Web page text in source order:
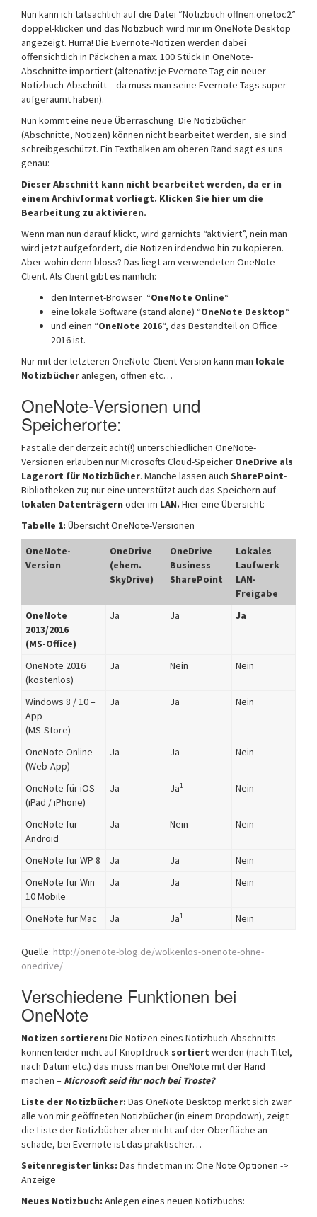
Nun kann ich tatsächlich auf die Datei “Notizbuch öffnen.onetoc2”
doppel-klicken und das Notizbuch wird mir im OneNote Desktop
angezeigt. Hurra! Die Evernote-Notizen werden dabei
offensichtlich in Päckchen a max. 100 Stück in OneNote-
Abschnitte importiert (altenativ: je Evernote-Tag ein neuer
Notizbuch-Abschnitt – da muss man seine Evernote-Tags super
aufgeräumt haben).
Nun kommt eine neue Überraschung. Die Notizbücher
(Abschnitte, Notizen) können nicht bearbeitet werden, sie sind
schreibgeschützt. Ein Textbalken am oberen Rand sagt es uns
genau:
Dieser Abschnitt kann nicht bearbeitet werden, da er in
einem Archivformat vorliegt. Klicken Sie hier um die
Bearbeitung zu aktivieren.
Wenn man nun darauf klickt, wird garnichts “aktiviert”, nein man
wird jetzt aufgefordert, die Notizen irdendwo hin zu kopieren.
Aber wohin denn bloss? Das liegt am verwendeten OneNote-
Client. Als Client gibt es nämlich:
den Internet-Browser “OneNote Online“
eine lokale Software (stand alone) “OneNote Desktop“
und einen “OneNote 2016“, das Bestandteil on Office
2016 ist.
Nur mit der letzteren OneNote-Client-Version kann man lokale
Notizbücheranlegen, öffnen etc…
OneNote-Versionen und
Speicherorte:
Fast alle der derzeit acht(!) unterschiedlichen OneNote-
Versionen erlauben nur Microsofts Cloud-Speicher OneDrive als
Lagerort für Notizbücher. Manche lassen auch SharePoint-
Bibliotheken zu; nur eine unterstützt auch das Speichern auf
lokalen Datenträgern oder im LAN. Hier eine Übersicht:
Tabelle 1: Übersicht OneNote-Versionen
OneNote-
Version
OneDrive
(ehem.
SkyDrive)
OneDrive
Business
SharePoint
Lokales
Laufwerk
LAN-
Freigabe
OneNote
2013/2016
(MS-Office)
Ja Ja Ja
OneNote 2016
(kostenlos)
Ja Nein Nein
Windows 8 / 10 –
App
(MS-Store)
Ja Ja Nein
OneNote Online
(Web-App)
Ja Ja Nein
OneNote für iOS
(iPad / iPhone)
Ja Ja1 Nein
OneNote für
Android
Ja Nein Nein
OneNote für WP 8 Ja Ja
Nein
OneNote für Win
10 Mobile
Ja Ja Nein
OneNote für Mac Ja Ja1 Nein
Quelle: http://onenote-blog.de/wolkenlos-onenote-ohne-
onedrive/
Verschiedene Funktionen bei
OneNote
Notizen sortieren: Die Notizen eines Notizbuch-Abschnitts
können leider nicht auf Knopfdruck sortiert werden (nach Titel,
nach Datum etc.) das muss man bei OneNote mit der Hand
machen – Microsoft seid ihr noch bei Troste?
Liste der Notizbücher: Das OneNote Desktop merkt sich zwar
alle von mir geöffneten Notizbücher (in einem Dropdown), zeigt
die Liste der Notizbücher aber nicht auf der Oberfläche an –
schade, bei Evernote ist das praktischer…
Seitenregister links: Das findet man in: One Note Optionen ->
Anzeige
Neues Notizbuch: Anlegen eines neuen Notizbuchs: